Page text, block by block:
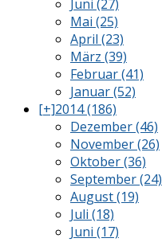
Juni (27)
Mai (25)
April (23)
März (39)
Februar (41)
Januar (52)
[+]2014 (186)
Dezember (46)
November (26)
Oktober (36)
September (24)
August (19)
Juli (18)
Juni (17)